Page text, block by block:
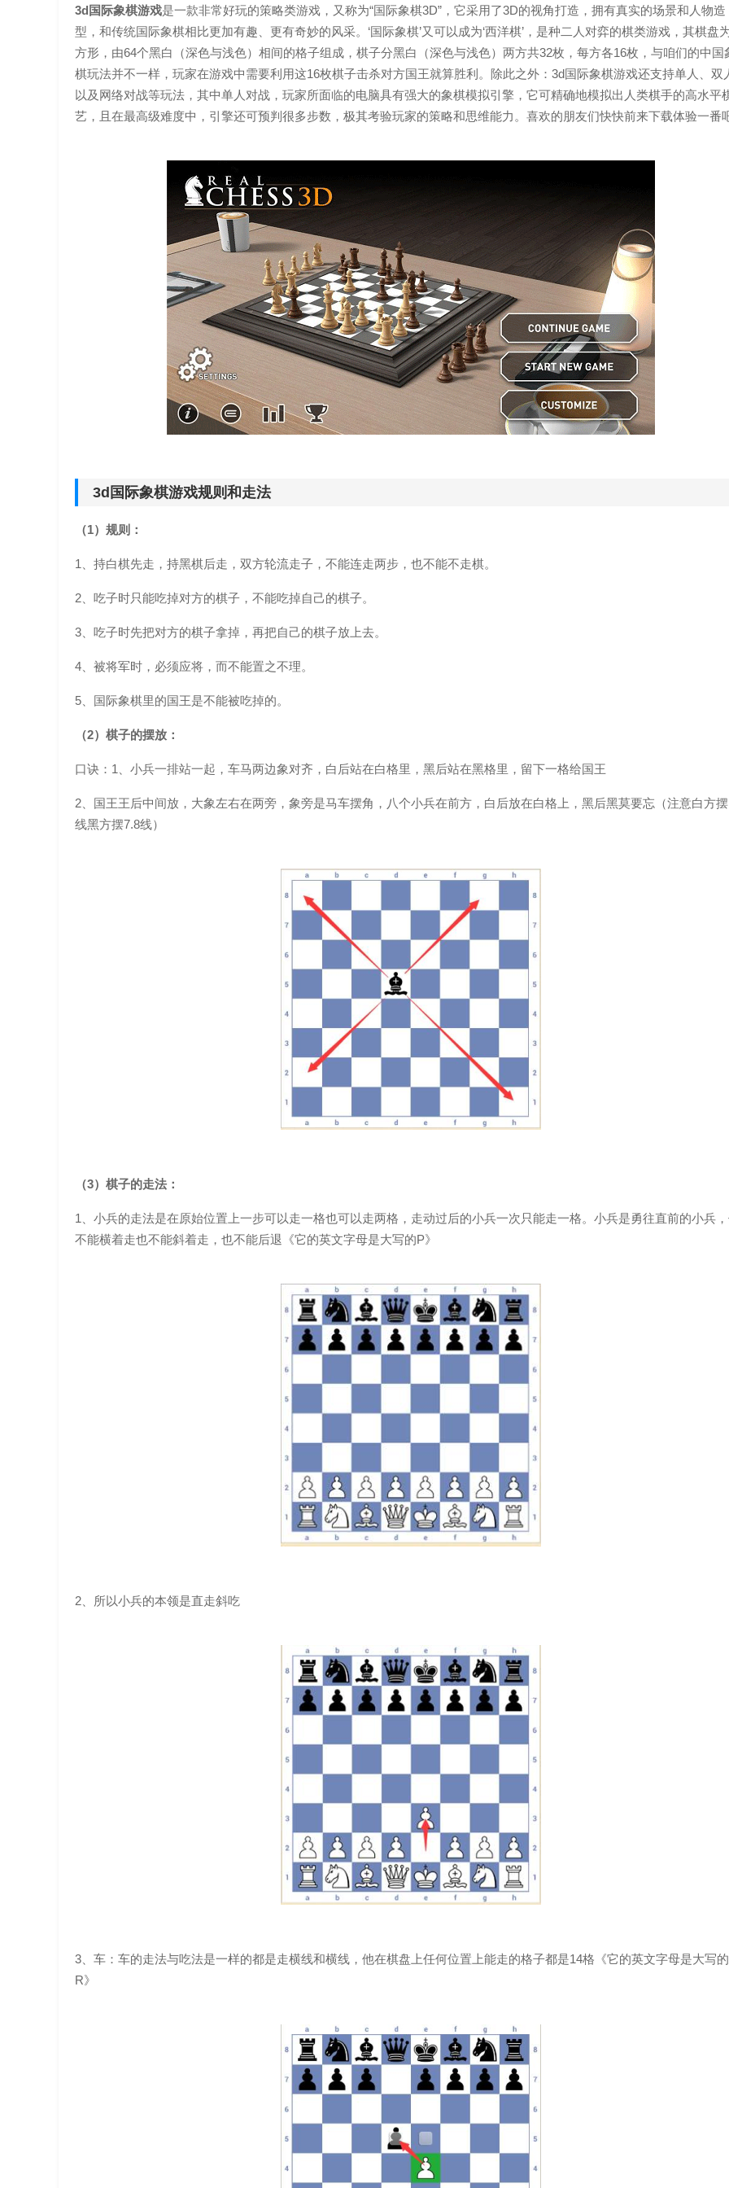
3d国际象棋游戏是一款非常好玩的策略类游戏，又称为“国际象棋3D”，它采用了3D的视角打造，拥有真实的场景和人物造
型，和传统国际象棋相比更加有趣、更有奇妙的风采。‘国际象棋’又可以成为‘西洋棋’，是种二人对弈的棋类游戏，其棋盘
方形，由64个黑白（深色与浅色）相间的格子组成，棋子分黑白（深色与浅色）两方共32枚，每方各16枚，与咱们的中国
棋玩法并不一样，玩家在游戏中需要利用这16枚棋子击杀对方国王就算胜利。除此之外：3d国际象棋游戏还支持单人、双
以及网络对战等玩法，其中单人对战，玩家所面临的电脑具有强大的象棋模拟引擎，它可精确地模拟出人类棋手的高水平
艺，且在最高级难度中，引擎还可预判很多步数，极其考验玩家的策略和思维能力。喜欢的朋友们快快前来下载体验一番
3d国际象棋游戏规则和走法
（1）规则：
1、持白棋先走，持黑棋后走，双方轮流走子，不能连走两步，也不能不走棋。
2、吃子时只能吃掉对方的棋子，不能吃掉自己的棋子。
3、吃子时先把对方的棋子拿掉，再把自己的棋子放上去。
4、被将军时，必须应将，而不能置之不理。
5、国际象棋里的国王是不能被吃掉的。
（2）棋子的摆放：
口诀：1、小兵一排站一起，车马两边象对齐，白后站在白格里，黑后站在黑格里，留下一格给国王
2、国王王后中间放，大象左右在两旁，象旁是马车摆角，八个小兵在前方，白后放在白格上，黑后黑莫要忘（注意白方
线黑方摆7.8线）
（3）棋子的走法：
1、小兵的走法是在原始位置上一步可以走一格也可以走两格，走动过后的小兵一次只能走一格。小兵是勇往直前的小兵
不能横着走也不能斜着走，也不能后退《它的英文字母是大写的P》
2、所以小兵的本领是直走斜吃
3、车：车的走法与吃法是一样的都是走横线和横线，他在棋盘上任何位置上能走的格子都是14格《它的英文字母是大写的
R》